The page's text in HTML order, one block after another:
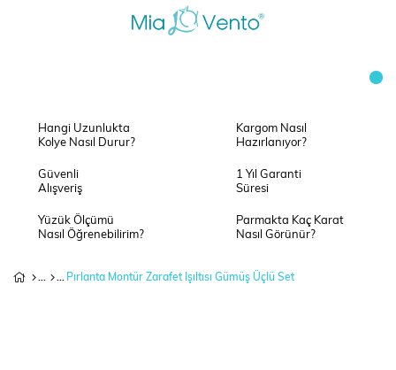
Hangi Uzunlukta
Kolye Nasıl Durur?
Kargom Nasıl
Hazırlanıyor?
Güvenli
Alışveriş
1 Yıl Garanti
Süresi
Yüzük Ölçümü
Nasıl Öğrenebilirim?
Parmakta Kaç Karat
Nasıl Görünür?
Pırlanta Montür Zarafet Işıltısı Gümüş Üçlü Set